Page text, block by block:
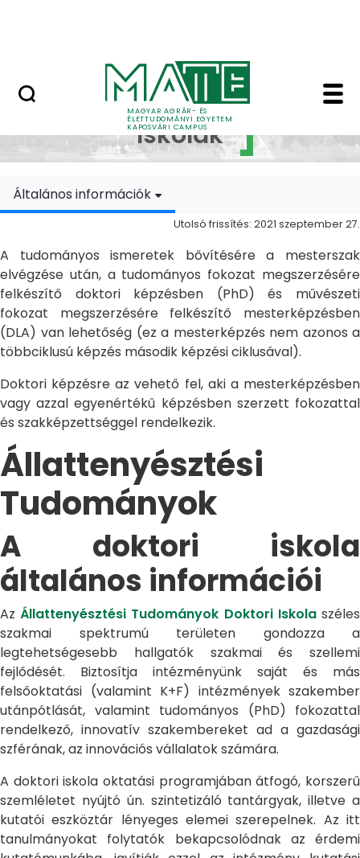
MAGYAR AGRÁR- ÉS
ÉLETTUDOMÁNYI EGYETEM
KAPOSVÁRI CAMPUS
Doktori Iskolák -
Doktori
Iskolák
Általános információk
Utolsó frissítés: 2021 szeptember 27.
A tudományos ismeretek bővítésére a mesterszak
elvégzése után, a tudományos fokozat megszerzésére
felkészítő doktori képzésben (PhD) és művészeti
fokozat megszerzésére felkészítő mesterképzésben
(DLA) van lehetőség (ez a mesterképzés nem azonos a
többciklusú képzés második képzési ciklusával).
Doktori képzésre az vehető fel, aki a mesterképzésben
vagy azzal egyenértékű képzésben szerzett fokozattal
és szakképzettséggel rendelkezik.
Állattenyésztési
Tudományok
A doktori iskola
általános információi
AzÁllattenyésztési Tudományok Doktori Iskolaszéles
szakmai spektrumú területen gondozza a
legtehetségesebb hallgatók szakmai és szellemi
fejlődését. Biztosítja intézményünk saját és más
felsőoktatási (valamint K+F) intézmények szakember
utánpótlását, valamint tudományos (PhD) fokozattal
rendelkező, innovatív szakembereket ad a gazdasági
szférának, az innovációs vállalatok számára.
A doktori iskola oktatási programjában átfogó, korszerű
szemléletet nyújtó ún. szintetizáló tantárgyak, illetve a
kutatói eszköztár lényeges elemei szerepelnek. Az itt
tanulmányokat folytatók bekapcsolódnak az érdemi